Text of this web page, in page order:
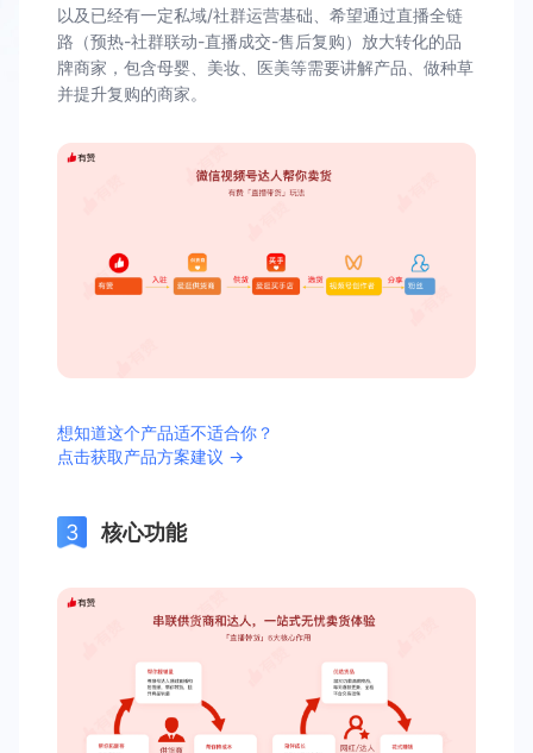
以及已经有一定私域/社群运营基础、希望通过直播全链
路（预热-社群联动-直播成交-售后复购）放大转化的品
牌商家，包含母婴、美妆、医美等需要讲解产品、做种草
并提升复购的商家。
想知道这个产品适不适合你？
点击获取产品方案建议 →
核心功能